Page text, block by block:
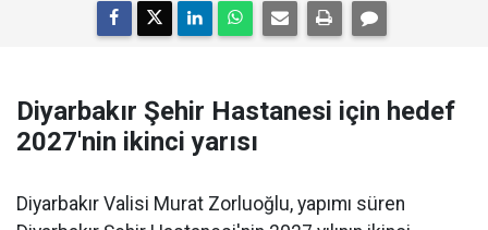
Diyarbakır Şehir Hastanesi için hedef
2027'nin ikinci yarısı
Diyarbakır Valisi Murat Zorluoğlu, yapımı süren